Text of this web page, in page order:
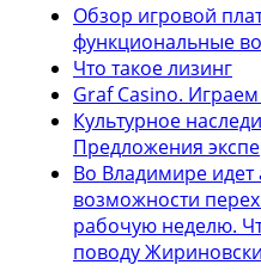
Обзор игровой
функциональные
Что такое лизинг
Graf Casino.
Культурное
Предложения
Во Владимире идет
возможности
рабочую неделю.
поводу